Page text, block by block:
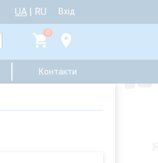
UA | RU Вхід
0
Контакти